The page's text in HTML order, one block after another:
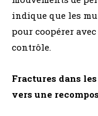
indique que les
pour coopérer
contrôle.
Fractures dans
vers une